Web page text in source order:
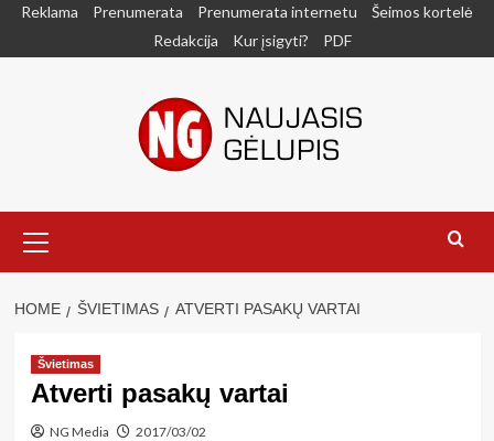
SkipReklama Prenumerata Prenumerata internetu
Šeimos kortelė
Redakcija
Kur įsigyti? PDF
Menu
HOME ŠVIETIMAS ATVERTI PASAKŲ VARTAI
Švietimas
Atverti pasakų vartai
NG Media 2017/03/02